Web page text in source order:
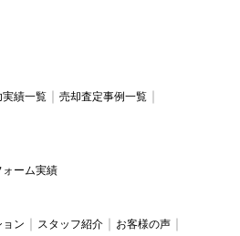
績一覧
売却査定事例一覧
ォーム実績
ョン スタッフ紹介
お客様の声